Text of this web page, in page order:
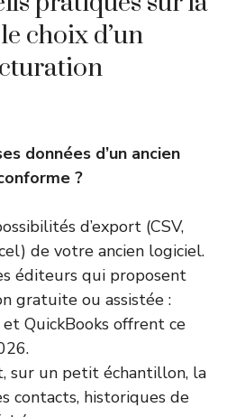
choix d’un
données d’un ancien
?
d’export (CSV,
de votre ancien logiciel.
éditeurs qui proposent
gratuite ou assistée :
et QuickBooks offrent ce
sur un petit échantillon, la
contacts, historiques de